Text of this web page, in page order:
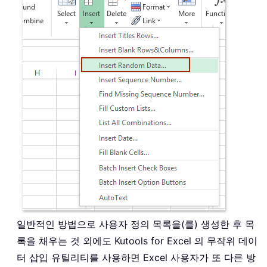
일반적인 방법으로 사용자 정의 목록을(를) 생성한 후 목
록을 채우는 것 외에도 Kutools for Excel 의 무작위 데이
터 삽입 유틸리티를 사용하면 Excel 사용자가 또 다른 방